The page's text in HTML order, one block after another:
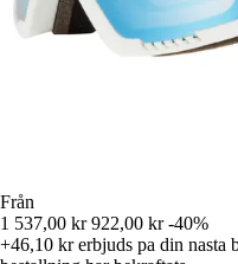
Från
1 537,00 kr 922,00 kr -40%
+46,10 krerbjuds pa din nasta